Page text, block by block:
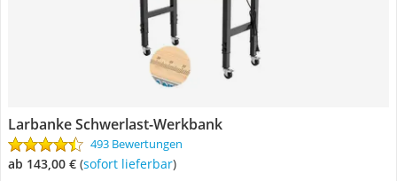
Larbanke Schwerlast-Werkbank
493 Bewertungen
ab 143,00 € ( Sofort lieferbar)